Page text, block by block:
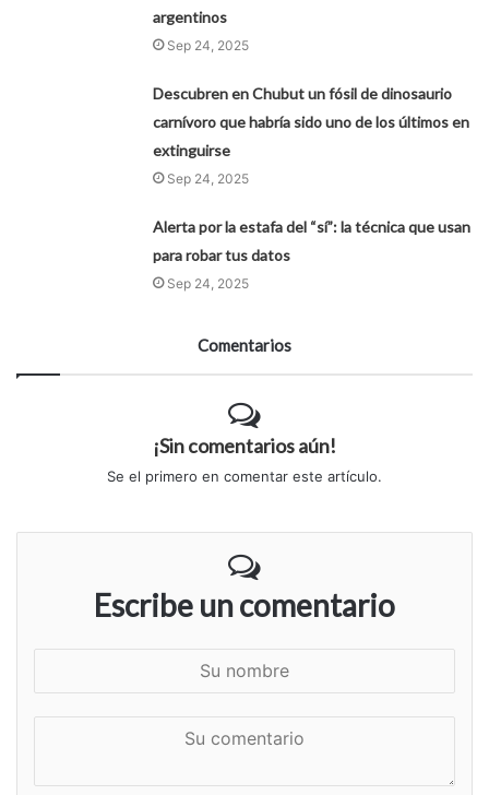
argentinos
Sep 24, 2025
Descubren en Chubut un fósil de dinosaurio
carnívoro que habría sido uno de los últimos en
extinguirse
Sep 24, 2025
Alerta por la estafa del “sí”: la técnica que usan
para robar tus datos
Sep 24, 2025
Comentarios
¡Sin comentarios aún!
Se el primero en comentar este artículo.
Escribe un comentario